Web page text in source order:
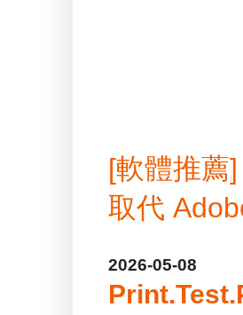
[軟體推薦
取代
2026-05-08